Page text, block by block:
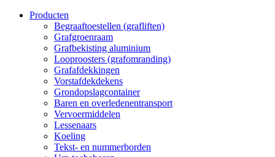
Producten
Begraaftoestellen (grafliften)
Grafgroenraam
Grafbekisting aluminium
Looproosters (grafomranding)
Grafafdekkingen
Vorstafdekdekens
Grondopslagcontainer
Baren en overledenentransport
Vervoermiddelen
Lessenaars
Koeling
Tekst- en nummerborden